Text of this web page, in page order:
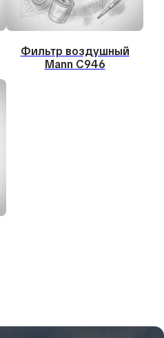
Фильтр воздушный
Mann C946